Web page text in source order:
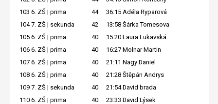
103 6. ZŠ | prima 44 36:15 Adéla Ryparová
104 7. ZŠ | sekunda 42 13:58 Šárka Tomesova
105 6. ZŠ | prima 40 15:20 Laura Lukavská
106 6. ZŠ | prima 40 16:27 Molnar Martin
107 6. ZŠ | prima 40 21:11 Nagy Daniel
108 6. ZŠ | prima 40 21:28 Štěpán Andrys
109 7. ZŠ | sekunda 40 21:54 David brada
110 6. ZŠ | prima 40 23:33 David Lýsek